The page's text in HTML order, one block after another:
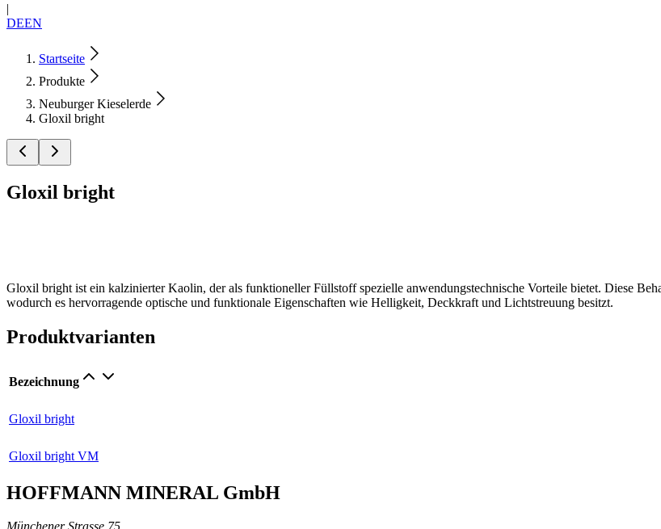
|
DEEN
Startseite
Produkte
Neuburger Kieselerde
Gloxil bright
Gloxil bright
Gloxil bright ist ein kalzinierter Kaolin, der als funktioneller Füllstoff spezielle anwendungstechnische Vorteile bietet. Diese
wodurch es hervorragende optische und funktionale Eigenschaften wie Helligkeit, Deckkraft und Lichtstreuung besitzt.
Produktvarianten
Bezeichnung
Gloxil bright
Gloxil bright VM
HOFFMANN MINERAL GmbH